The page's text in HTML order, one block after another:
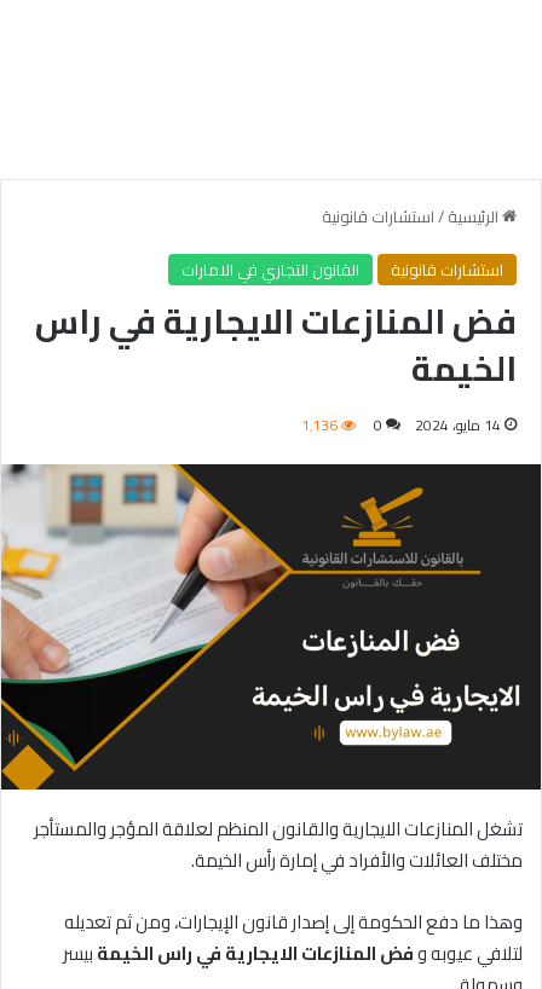
الرئيسية/استشارات قانونية
استشارات قانونية
القانون التجاري في الامارات
فض المنازعات الايجارية في راس
الخيمة
14 مايو، 2024 0 1٬136
تشغل المنازعات الايجارية والقانون المنظم لعلاقة المؤجر والمستأجر
مختلف العائلات والأفراد في إمارة رأس الخيمة.
وهذا ما دفع الحكومة إلى إصدار قانون الإيجارات، ومن ثم تعديله
لتلافي عيوبه وفضالمنازعاتالايجاريةفيراسالخيمةبيسر